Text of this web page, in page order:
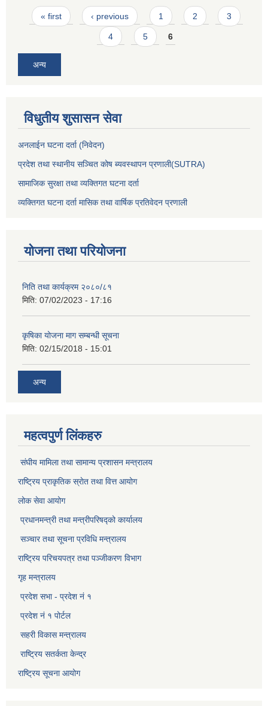
Pages
« first ‹ previous 1 2 3
4 5 6
अन्य
विधुतीय शुसासन सेवा
अनलाईन घटना दर्ता (निवेदन)
प्रदेश तथा स्थानीय सञ्चित कोष ब्यवस्थापन प्रणाली(SUTRA)
सामाजिक सुरक्षा तथा व्यक्तिगत घटना दर्ता
व्यक्तिगत घटना दर्ता मासिक तथा वार्षिक प्रतिवेदन प्रणाली
योजना तथा परियोजना
निति तथा कार्यक्रम २०८०/८१
मिति: 07/02/2023 - 17:16
कृषिका योजना माग सम्बन्धी सूचना
मिति: 02/15/2018 - 15:01
अन्य
महत्वपुर्ण लिंकहरु
संघीय मामिला तथा सामान्य प्रशासन मन्त्रालय
राष्ट्रिय प्राकृतिक स्राेत तथा वित्त आयोग
लोक सेवा आयोग
प्रधानमन्त्री तथा मन्त्रीपरिषद्को कार्यालय
सञ्‍चार तथा सूचना प्रविधि मन्त्रालय
राष्ट्रिय परिचयपत्र तथा पञ्जीकरण विभाग​
गृह मन्त्रालय
प्रदेश सभा - प्रदेश नं १
प्रदेश नं १ पोर्टल
सहरी विकास मन्त्रालय
राष्ट्रिय सतर्कता केन्द्र
राष्ट्रिय सूचना आयोग